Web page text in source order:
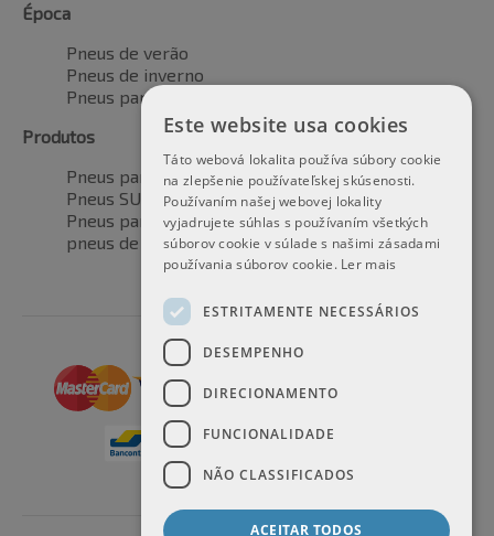
Época
Pneus de verão
Pneus de inverno
Pneus para todas as estações
Produtos
Pneus para automóveis
Pneus SUV / 4x4
Pneus para veículos de transporte
pneus de motocicleta
Este website usa cookies
Táto webová lokalita používa súbory cookie
na zlepšenie používateľskej skúsenosti.
Používaním našej webovej lokality
vyjadrujete súhlas s používaním všetkých
súborov cookie v súlade s našimi zásadami
používania súborov cookie. Ler mais
ESTRITAMENTE NECESSÁRIOS
DESEMPENHO
DIRECIONAMENTO
FUNCIONALIDADE
NÃO CLASSIFICADOS
ACEITAR TODOS